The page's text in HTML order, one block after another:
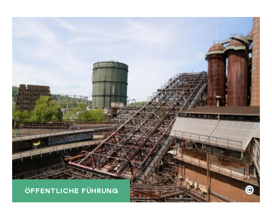
ÖFFENTLICHE FÜHRUNG
Der Erzschrägaufzug der Völklinger Hütte mit
Copyright: Weltkulturerbe Völklinger Hütte | Karl
©